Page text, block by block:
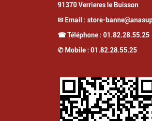
91370 Verrieres le Buisson
✉ Email : store-
☎ Téléphone : 01.82.28.55.25
✆ Mobile : 01.82.28.55.25